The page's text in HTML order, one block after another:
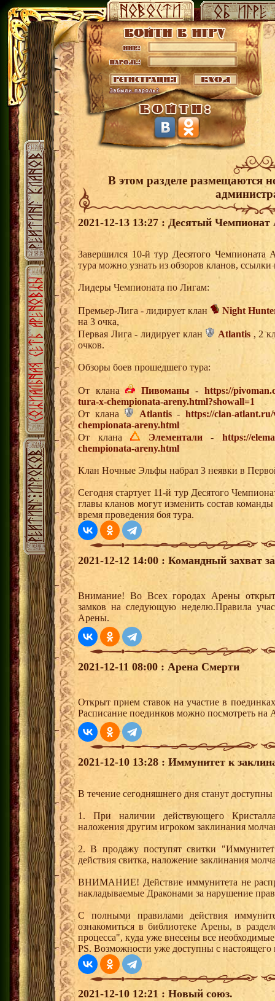
В этом разделе размещаются
2021-12-13 13:27 : Десятый
Завершился 10-й тур Десятого
тура можно узнать из обзоров кланов,
Лидеры Чемпионата по Лигам:
Премьер-Лига - лидирует клан
Night
на 3 очка,
Первая Лига - лидирует клан
Atlantis , 2
очков.
Обзоры боев прошедшего тура:
От клана Пивоманы -https://
tura-x-chempionata-areny.html?showall=1
От клана
Atlantis-https://clan-atlant.ru/
chempionata-areny.html
От клана
Элементали-https://
chempionata-areny.html
Клан Ночные Эльфы набрал 3 неявки в
Сегодня стартует 11-й тур Десятого
главы кланов могут изменить состав
время проведения боя тура.
2021-12-12 14:00 : Командный захват
Внимание! Во Всех городах Арены
замков на следующую неделю.Правила
Арены.
2021-12-11 08:00 : Арена Смерти
Открыт прием ставок на участие в
Расписание поединков можно посмотреть на
2021-12-10 13:28 : Иммунитет к
В течение сегодняшнего дня станут
1. При наличии действующего Кристалла
наложения другим игроком заклинания
2. В продажу поступят свитки
действия свитка, наложение заклинания
ВНИМАНИЕ! Действие иммунитета не
накладываемые Драконами за нарушение
С полными правилами действия
ознакомиться в библиотеке Арены, в
процесса", куда уже внесены все
PS. Возможности уже доступны с
2021-12-10 12:21 : Новый союз.